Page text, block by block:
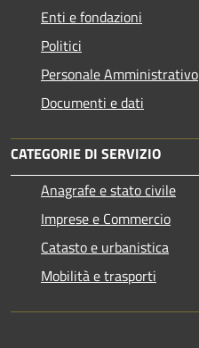
Enti e fondazioni
Politici
Personale Amministrativo
Documenti e dati
CATEGORIE DI SERVIZIO
Anagrafe e stato civile
Imprese e Commercio
Catasto e urbanistica
Mobilità e trasporti